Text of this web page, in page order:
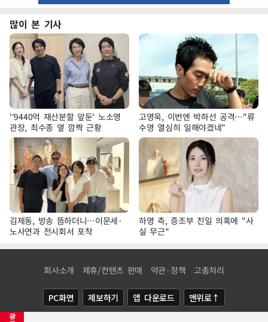
광
많이 본 기사
''9440억 재산분할 앞둔' 노소영
관장, 최수종 옆 깜짝 근황
고영욱, 이번엔 박하선 공격…"류
수영 열심히 일해야겠네"
김제동, 방송 뜸하더니…이문세·
노사연과 전시회서 포착
하영 측, 증조부 친일 의혹에 "사
실 무근"
회사소개 제휴/컨텐츠 판매 약관·정책 고충처리
PC화면 제보하기 앱 다운로드 맨위로↑